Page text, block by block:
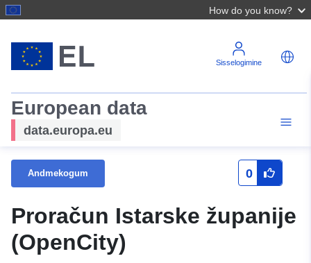
How do you know?
Sisselogimine
European data
data.europa.eu
Andmekogum 0
Proračun Istarske županije
(OpenCity)